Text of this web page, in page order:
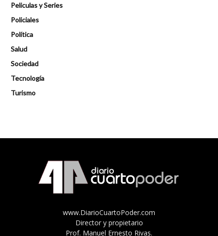
Peliculas y Series
Policiales
Política
Salud
Sociedad
Tecnología
Turismo
www.DiarioCuartoPoder.com
Director y propietario
Prof. Manuel Ernesto Rivas.